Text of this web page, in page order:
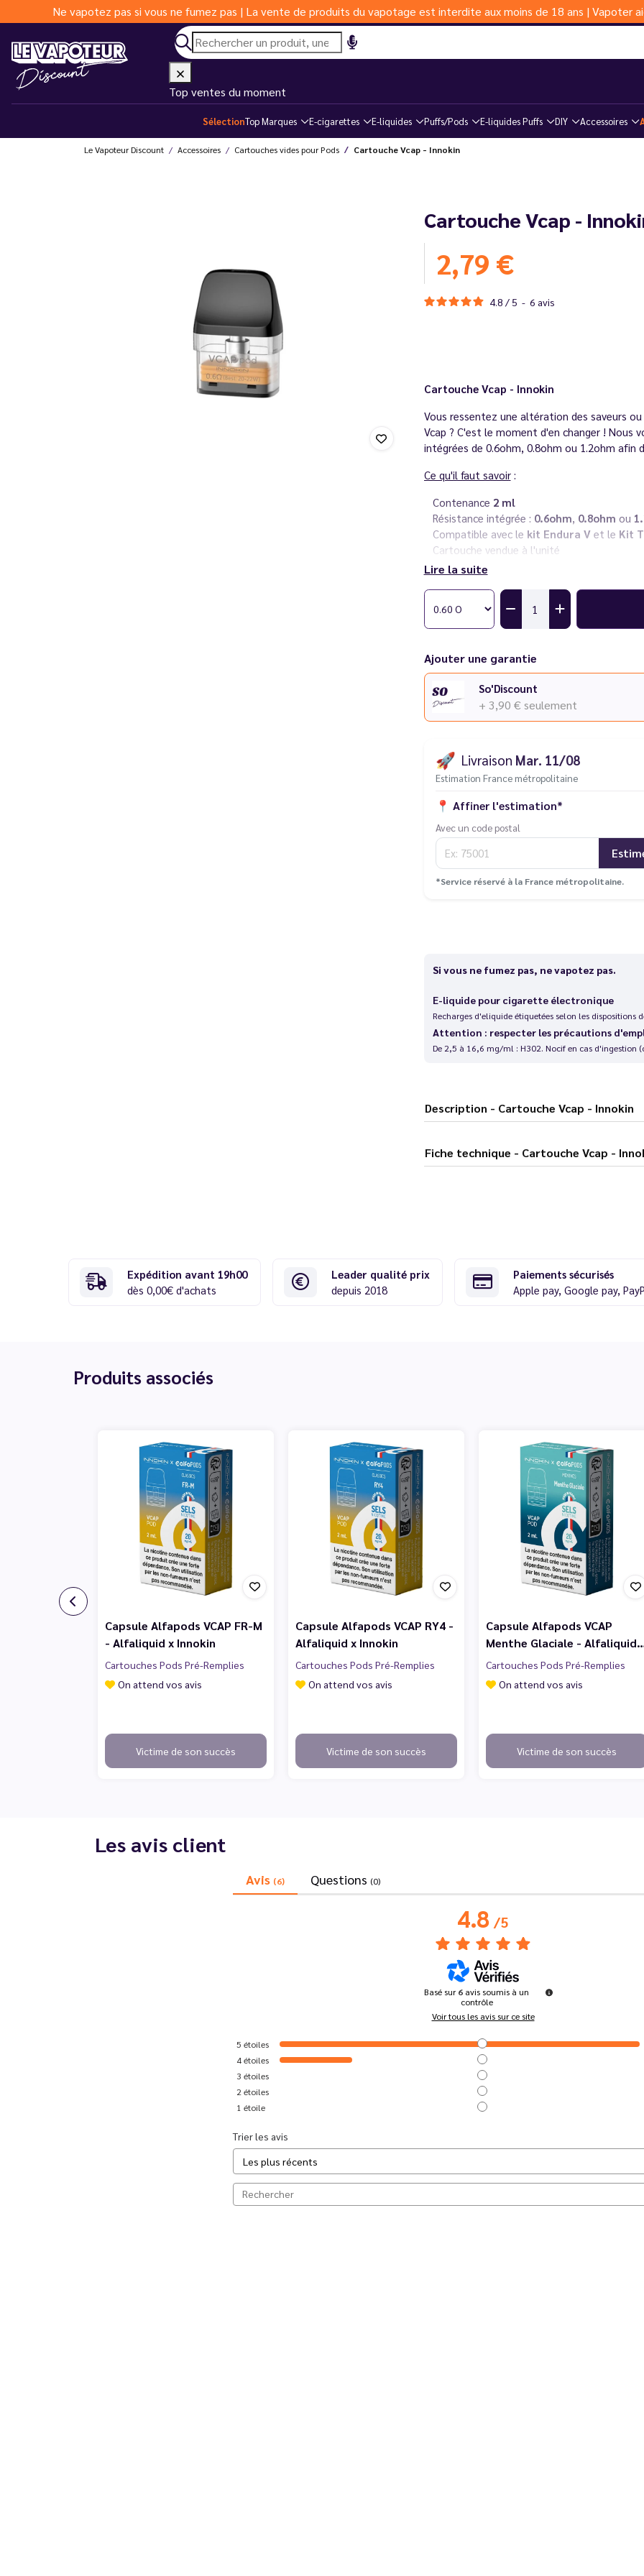
Ne vapotez pas si vous ne fumez pas | La vente de produits du vapotage est interdite aux moins de 18 ans | Vapoter
Top ventes du moment
SélectionTop Marques E-cigarettes E-liquides Puffs/Pods E-liquides Puffs DIY Accessoires
Le Vapoteur Discount Accessoires Cartouches vides pour Pods Cartouche Vcap - Innokin
Cartouche Vcap -
2,79 €
4.8 / 5 - 6 avis
Cartouche Vcap - Innokin
Vous ressentez une altération des saveurs
Vcap ? C'est le moment d'en changer ! Nous
intégrées de 0.6ohm, 0.8ohm ou 1.2ohm afin
Ce qu'il faut savoir:
Contenance 2 ml
Résistance intégrée : 0.6ohm, 0.8ohm ou
Compatible avec le kit Endura Vet le Kit
Cartouche vendue à l'unité
Conseil: choisissez des e-liquides au
Lire la suite
Ajouter une garantie
So'Discount
+ 3,90 € seulement
🚀 Livraison Mar. 11/08
Estimation France métropolitaine
📍 Affiner l'estimation*
Avec un code postal
*Service réservé à la France métropolitaine.
Si vous ne fumez pas, ne vapotez pas.
E-liquide pour cigarette électronique
Recharges d'eliquide étiquetées selon les
Attention : respecter les précautions
De 2,5 à 16,6 mg/ml : H302. Nocif en cas d'ingestion
Description - Cartouche Vcap - Innokin
Fiche technique - Cartouche Vcap -
Expédition avant 19h00
dès 0,00€ d'achats
Leader qualité prix
depuis 2018
Paiements sécurisés
Apple pay, Google pay,
Produits associés
Capsule Alfapods VCAP FR-M
- Alfaliquid x Innokin
Cartouches Pods Pré-Remplies
On attend vos avis
Victime de son succès
Capsule Alfapods VCAP RY4 -
Alfaliquid x Innokin
Cartouches Pods Pré-Remplies
On attend vos avis
Victime de son succès
Capsule Alfapods VCAP
Menthe Glaciale -
Cartouches Pods Pré-Remplies
On attend vos avis
Victime de son succès
Les avis client
Avis (6) Questions (0)
4.8/5
Basé sur6 avis soumis à un
contrôle
Voir tous les avis sur ce site
5 étoiles
4étoiles
3 étoiles
2 étoiles
1 étoile
Trier les avis